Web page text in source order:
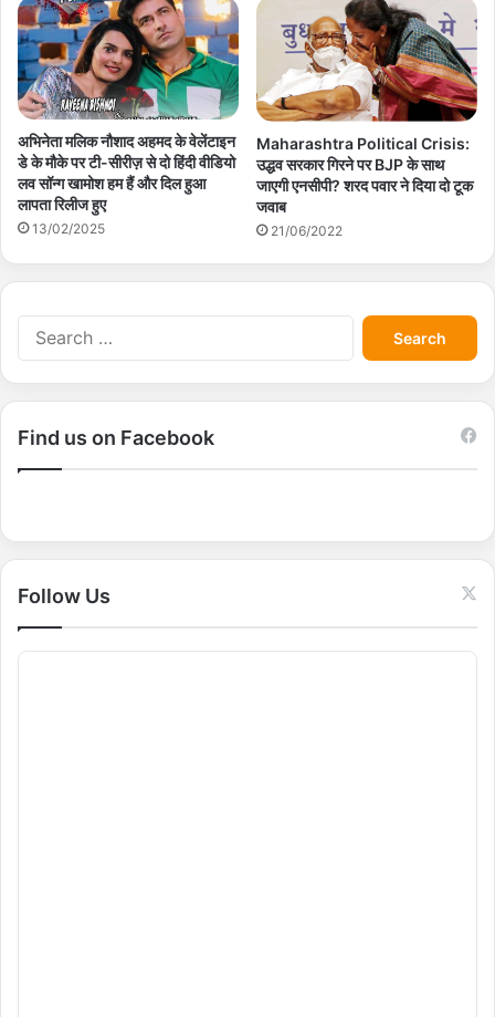
अभिनेता मलिक नौशाद अहमद के वेलेंटाइन
डे के मौके पर टी-सीरीज़ से दो हिंदी वीडियो
लव सॉन्ग खामोश हम हैं और दिल हुआ
लापता रिलीज हुए
13/02/2025
Maharashtra Political Crisis:
उद्धव सरकार गिरने पर BJP के साथ
जाएगी एनसीपी? शरद पवार ने दिया दो टूक
जवाब
21/06/2022
S
e
a
r
r
Find us on Facebook
Follow Us